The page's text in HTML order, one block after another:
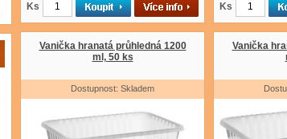
Ks Ks
Vanička hranatá průhledná 1200
ml, 50 ks
Dostupnost: Skladem
Vanička